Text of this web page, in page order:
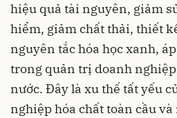
hiệu quả tài nguyên, giảm
hiểm, giảm chất thải, thiết
nguyên tắc hóa học xanh,
trong quản trị doanh
nước. Đây là xu thế tất yếu
nghiệp hóa chất toàn cầu